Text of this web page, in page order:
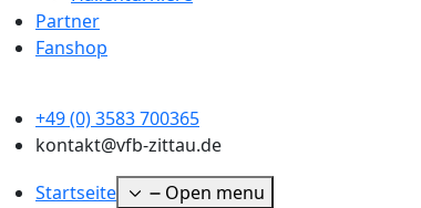
Partner
Fanshop
+49 (0) 3583 700365
kontakt@vfb-zittau.de
Startseite
Open menu